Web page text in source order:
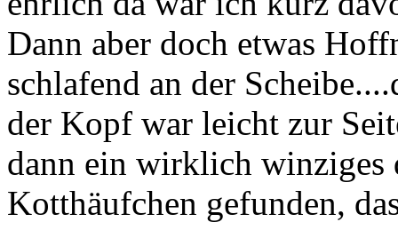
Dann aber doch etwas
schlafend an der
der Kopf war leicht zur
dann ein wirklich winziges
Kotthäufchen gefunden,